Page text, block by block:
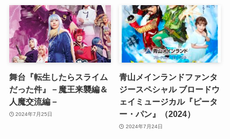
舞台『転生したらスライム
だった件』－魔王来襲編＆
人魔交流編－
2024年7月25日
青山メインランドファンタ
ジースペシャル ブロードウ
ェイミュージカル『ピータ
ー・パン』（2024）
2024年7月24日